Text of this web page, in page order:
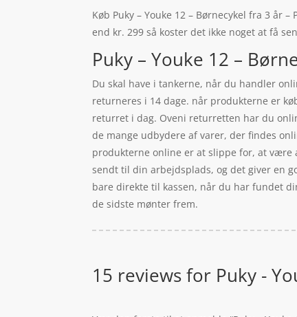
Køb Puky – Youke 12 – Børnecykel fra 3 år
end kr. 299 så koster det ikke noget at få
Puky – Youke 12 –
Du skal have i tankerne, når du handler
returneres i 14 dage. når produkterne er
returret i dag. Oveni returretten har du
de mange udbydere af varer, der findes
produkterne online er at slippe for, at
sendt til din arbejdsplads, og det giver en
bare direkte til kassen, når du har fundet
de sidste mønter frem.
15 reviews for Puky -